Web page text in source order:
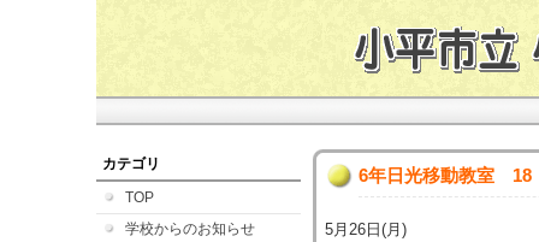
カテゴリ
TOP
学校からのお知らせ
6年日光移動教室 18
5月26日(月)